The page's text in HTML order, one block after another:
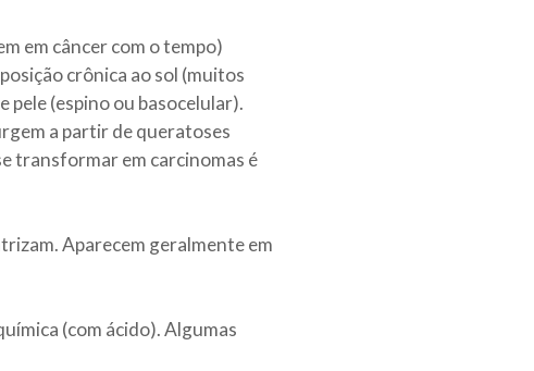
em câncer com o tempo)
crônica ao sol (muitos
pele (espino ou basocelular).
a partir de queratoses
transformar em carcinomas é
Aparecem geralmente em
(com ácido). Algumas